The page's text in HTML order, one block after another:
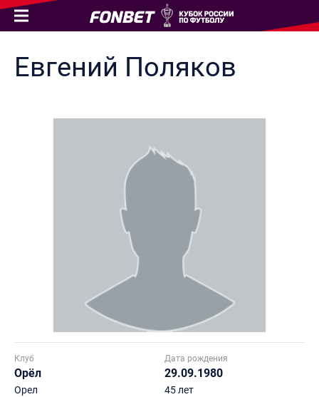
Евгений Поляков
Клуб
Орёл
Орел
Дата рождения
29.09.1980
45 лет